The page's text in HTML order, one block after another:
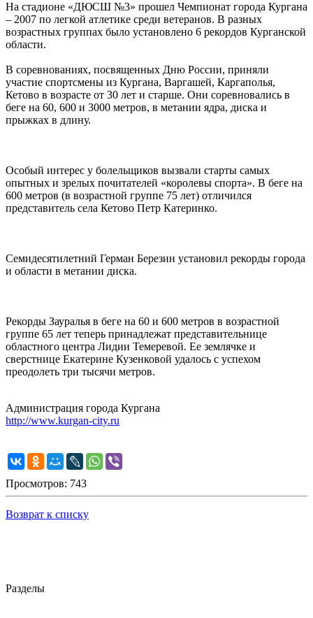
На стадионе «ДЮСШ №3» прошел Чемпионат города Кургана
– 2007 по легкой атлетике среди ветеранов. В разных
возрастных группах было установлено 6 рекордов Курганской
области.
В соревнованиях, посвященных Дню России, приняли
участие спортсмены из Кургана, Варгашей, Каргаполья,
Кетово в возрасте от 30 лет и старше. Они соревновались в
беге на 60, 600 и 3000 метров, в метании ядра, диска и
прыжках в длину.
Особый интерес у болельщиков вызвали старты самых
опытных и зрелых почитателей «королевы спорта». В беге на
600 метров (в возрастной группе 75 лет) отличился
представитель села Кетово Петр Катеринко.
Семидесятилетний Герман Березин установил рекорды города
и области в метании диска.
Рекорды Зауралья в беге на 60 и 600 метров в возрастной
группе 65 лет теперь принадлежат представительнице
областного центра Лидии Темеревой. Ее землячке и
сверстнице Екатерине Кузенковой удалось с успехом
преодолеть три тысячи метров.
Администрация города Кургана
http://www.kurgan-city.ru
Просмотров: 743
Возврат к списку
Разделы